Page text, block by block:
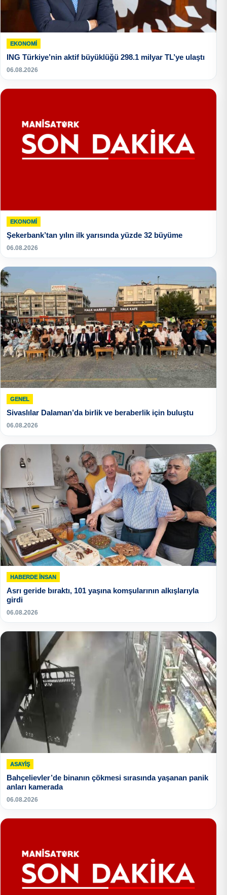
EKONOMI
ING Türkiye’nin aktif büyüklüğü 298.1 milyar TL’ye ulaştı
06.08.2026
EKONOMI
Şekerbank’tan yılın ilk yarısında yüzde 32 büyüme
06.08.2026
GENEL
Sivaslılar Dalaman’da birlik ve beraberlik için buluştu
06.08.2026
HABERDE İNSAN
Asrı geride bıraktı, 101 yaşına komşularının alkışlarıyla
girdi
06.08.2026
ASAYİŞ
Bahçelievler’de binanın çökmesi sırasında yaşanan panik
anları kamerada
06.08.2026